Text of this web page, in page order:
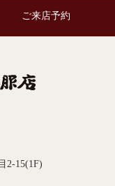
ご来店予約
2-15(1F)